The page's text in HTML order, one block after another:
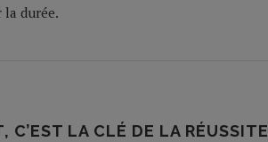
la durée.
C’EST LA CLÉ DE LA RÉUSSITE